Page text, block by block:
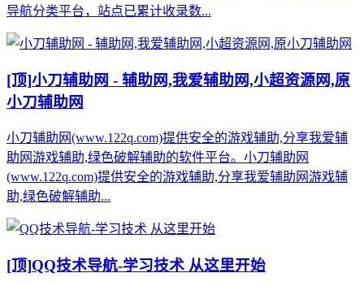
导航分类平台，站点已累计收录数...
[顶]小刀辅助网 - 辅助网,我爱辅助网,小超资源网,原
小刀辅助网
小刀辅助网(www.122q.com)提供安全的游戏辅助,分享我爱辅
助网游戏辅助,绿色破解辅助的软件平台。小刀辅助网
(www.122q.com)提供安全的游戏辅助,分享我爱辅助网游戏辅
助,绿色破解辅助...
[顶]QQ技术导航-学习技术 从这里开始